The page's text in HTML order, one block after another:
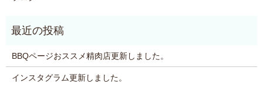
BBQページおススメ精肉店更新しました。
インスタグラム更新しました。